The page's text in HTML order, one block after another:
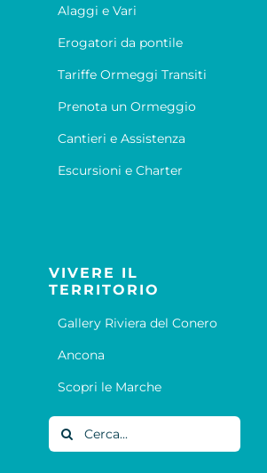
Alaggi e Vari
Erogatori da pontile
Tariffe Ormeggi Transiti
Prenota un Ormeggio
Cantieri e Assistenza
Escursioni e Charter
VIVERE IL
TERRITORIO
Gallery Riviera del Conero
Ancona
Scopri le Marche
Cerca
per: